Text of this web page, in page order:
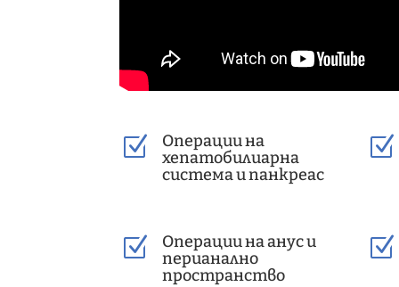
Z
Операции на
хепатобилиарна
система и панкреас
Z
Z
Операции на анус и
перианално
пространство
Z